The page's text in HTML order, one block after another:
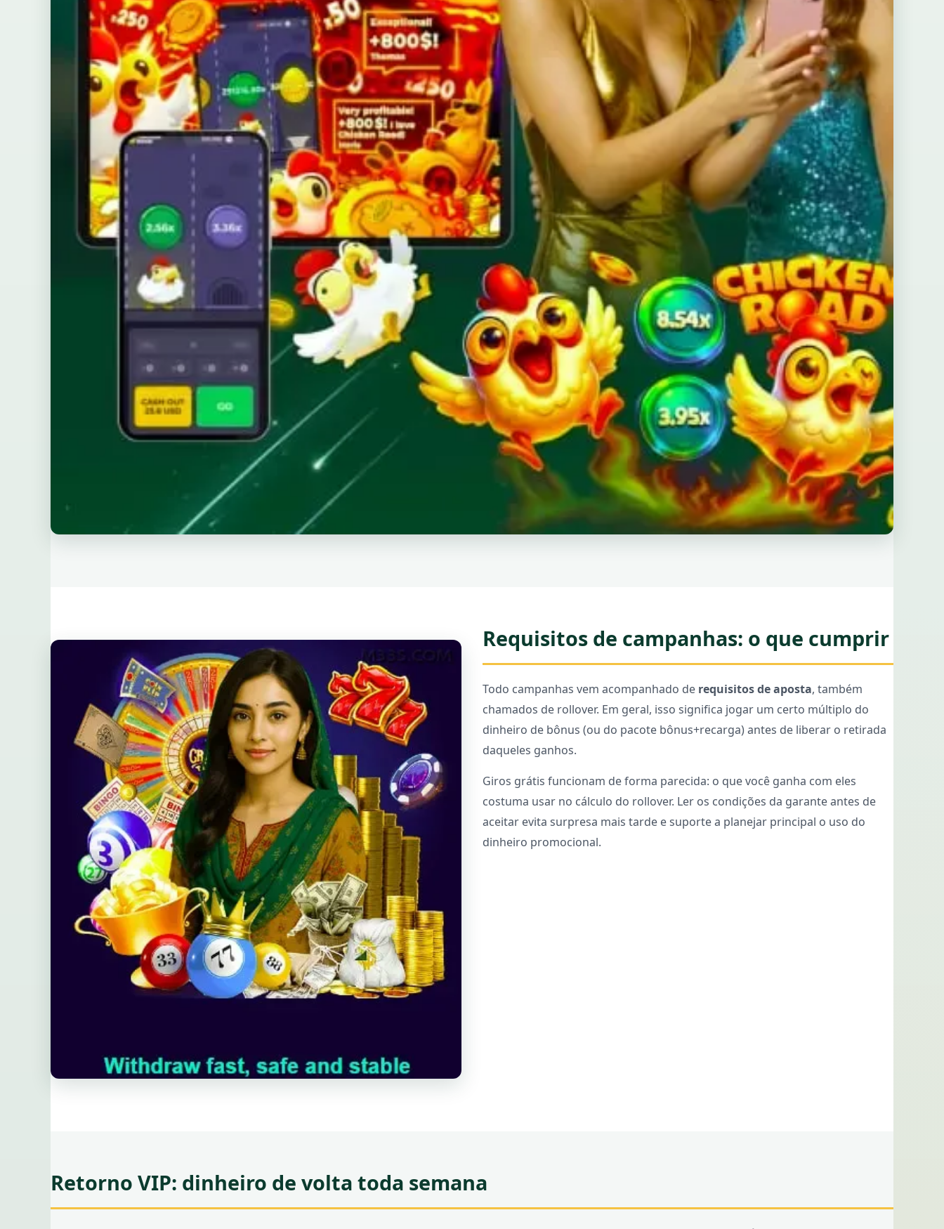
Requisitos de campanhas: o que cumprir
Todo campanhas vem acompanhado de requisitos de aposta, também
chamados de rollover. Em geral, isso significa jogar um certo múltiplo do
dinheiro de bônus (ou do pacote bônus+recarga) antes de liberar o retirada
daqueles ganhos.
Giros grátis funcionam de forma parecida: o que você ganha com eles
costuma usar no cálculo do rollover. Ler os condições da garante antes de
aceitar evita surpresa mais tarde e suporte a planejar principal o uso do
dinheiro promocional.
Retorno VIP: dinheiro de volta toda semana